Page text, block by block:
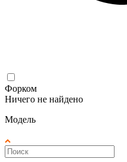
Форком
Ничего не найдено
Модель